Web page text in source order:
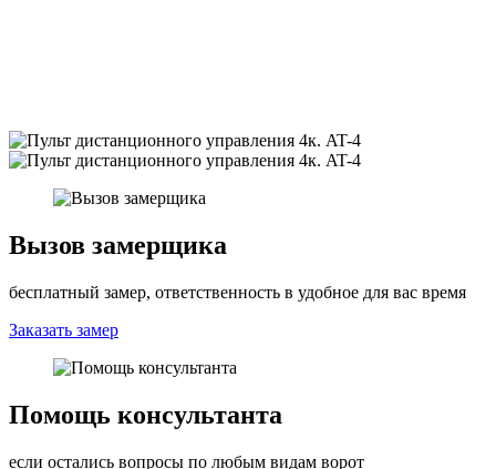
Вызов замерщика
бесплатный замер, ответственность в удобное для вас время
Заказать замер
Помощь консультанта
если остались вопросы по любым видам ворот